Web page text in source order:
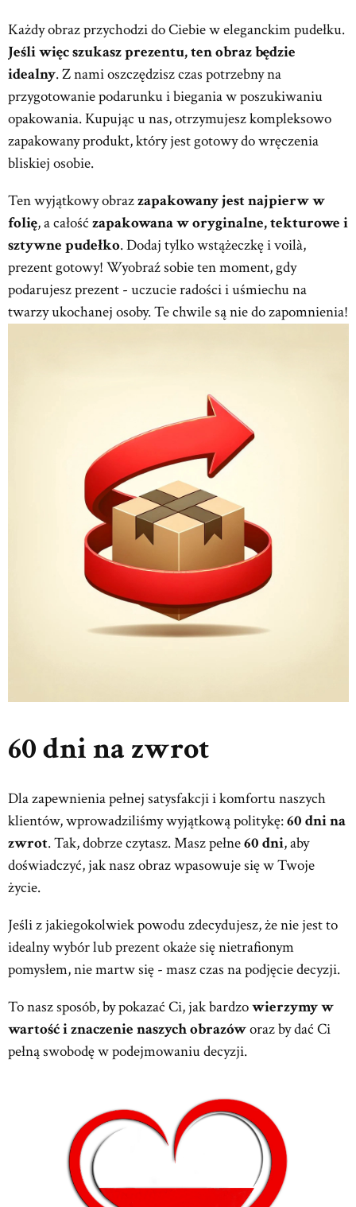
Każdy obraz przychodzi do Ciebie w eleganckim pudełku.
Jeśli więc szukasz prezentu, ten obraz będzie
idealny. Z nami oszczędzisz czas potrzebny na
przygotowanie podarunku i biegania w poszukiwaniu
opakowania. Kupując u nas, otrzymujesz kompleksowo
zapakowany produkt, który jest gotowy do wręczenia
bliskiej osobie.
Ten wyjątkowy obrazzapakowany jest najpierw w
folię, a całość zapakowana w oryginalne, tekturowe i
sztywne pudełko. Dodaj tylko wstążeczkę i voilà,
prezent gotowy! Wyobraź sobie ten moment, gdy
podarujesz prezent - uczucie radości i uśmiechu na
twarzy ukochanej osoby. Te chwile są nie do zapomnienia!
60 dni na zwrot
Dla zapewnienia pełnej satysfakcji i komfortu naszych
klientów, wprowadziliśmy wyjątkową politykę:60 dnina
zwrot. Tak, dobrze czytasz. Masz pełne60 dni, aby
doświadczyć, jak nasz obraz wpasowuje się w Twoje
życie.
Jeśli z jakiegokolwiek powodu zdecydujesz, że nie jest to
idealny wybór lub prezent okaże się nietrafionym
pomysłem, nie martw się - masz czas na podjęcie decyzji.
To nasz sposób, by pokazać Ci, jak bardzowierzymy w
wartość i znaczenie naszych obrazóworaz by dać Ci
pełną swobodę w podejmowaniu decyzji.